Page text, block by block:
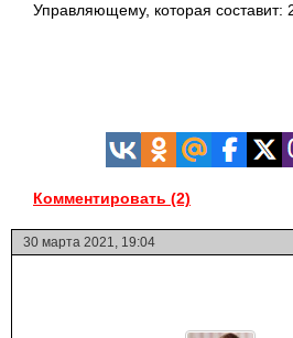
Управляющему, которая составит:
Комментировать (2)
30 марта 2021, 19:04